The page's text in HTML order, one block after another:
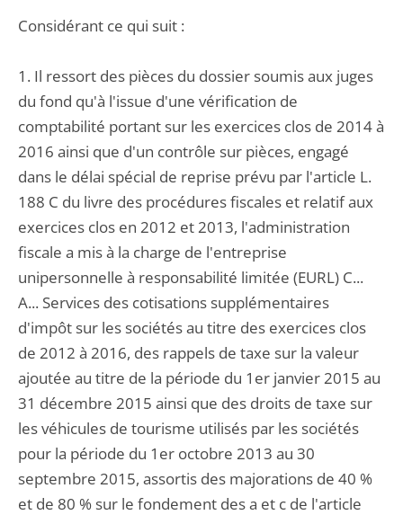
Considérant ce qui suit :
1. Il ressort des pièces du dossier soumis aux juges
du fond qu'à l'issue d'une vérification de
comptabilité portant sur les exercices clos de 2014 à
2016 ainsi que d'un contrôle sur pièces, engagé
dans le délai spécial de reprise prévu par l'article L.
188 C du livre des procédures fiscales et relatif aux
exercices clos en 2012 et 2013, l'administration
fiscale a mis à la charge de l'entreprise
unipersonnelle à responsabilité limitée (EURL) C...
A... Services des cotisations supplémentaires
d'impôt sur les sociétés au titre des exercices clos
de 2012 à 2016, des rappels de taxe sur la valeur
ajoutée au titre de la période du 1er janvier 2015 au
31 décembre 2015 ainsi que des droits de taxe sur
les véhicules de tourisme utilisés par les sociétés
pour la période du 1er octobre 2013 au 30
septembre 2015, assortis des majorations de 40 %
et de 80 % sur le fondement des a et c de l'article